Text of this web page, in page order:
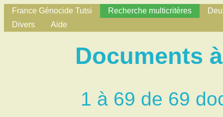
France Génocide Tutsi Recherche multicritères
Divers
Aide
Documents
1 à 69 de 69